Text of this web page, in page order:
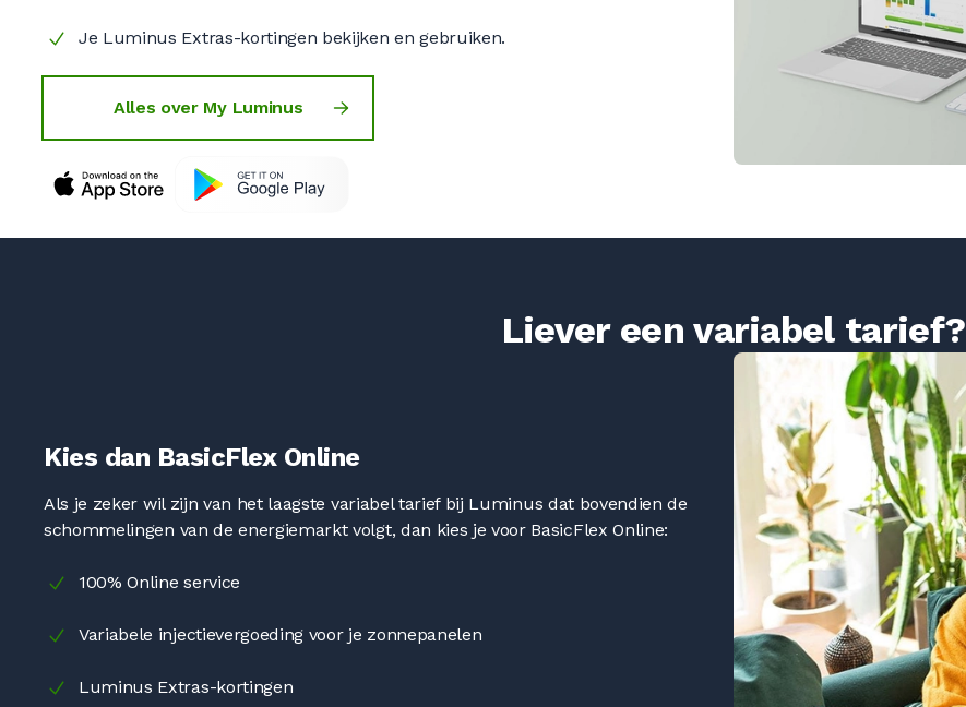
Je Luminus Extras-kortingen bekijken en gebruiken.
Alles over My Luminus
Liever een variabel tarief?
Kies dan BasicFlex Online
Als je zeker wil zijn van het laagste variabel tarief bij Luminus dat bovendien de
schommelingen van de energiemarkt volgt, dan kies je voor BasicFlex Online:
100% Online service
Variabele injectievergoeding voor je zonnepanelen
Luminus Extras-kortingen